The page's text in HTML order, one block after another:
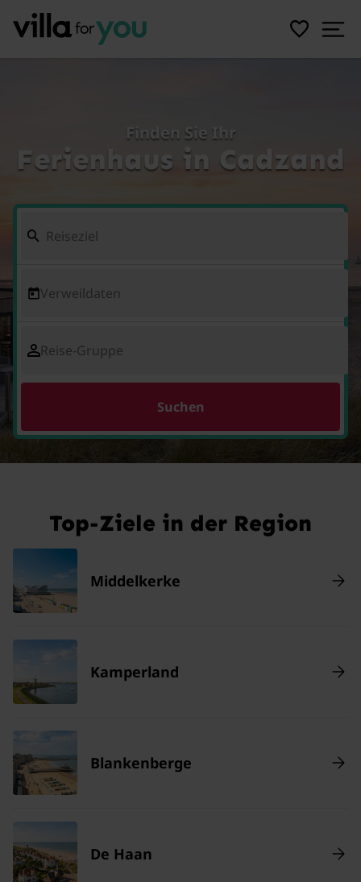
Finden Sie Ihr
Ferienhaus in Cadzand
Verweildaten
Reise-Gruppe
Suchen
Top-Ziele in der Region
Middelkerke
Kamperland
Blankenberge
De Haan